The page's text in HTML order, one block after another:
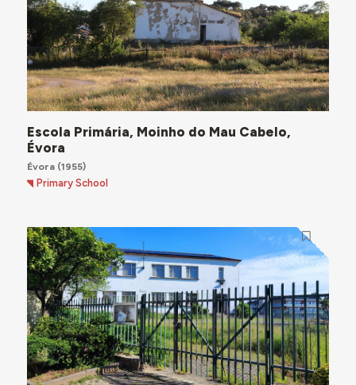
Escola Primária, Moinho do Mau Cabelo,
Évora
Évora(1955)
Primary School